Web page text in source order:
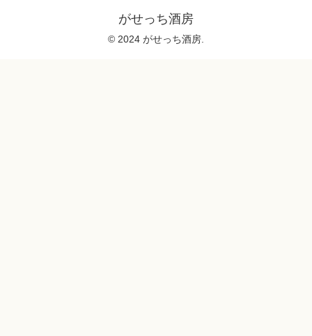
がせっち酒房
© 2024 がせっち酒房.